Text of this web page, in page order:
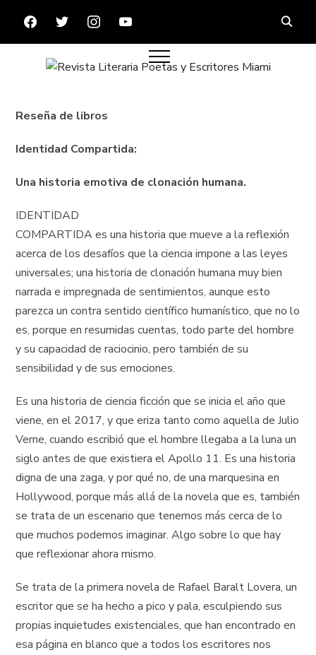
FACEBOOKTWITTERINSTAGRAMYOUTUBE
Reseña de libros
Identidad Compartida:
Una historia emotiva de clonación humana.
IDENTIDAD
COMPARTIDA es una historia que mueve a la reflexión
acerca de los desafíos que la ciencia impone a las leyes
universales; una historia de clonación humana muy bien
narrada e impregnada de sentimientos, aunque esto
parezca un contra sentido científico humanístico, que no lo
es, porque en resumidas cuentas, todo parte del hombre
y su capacidad de raciocinio, pero también de su
sensibilidad y de sus emociones.
Es una historia de ciencia ficción que se inicia el año que
viene, en el 2017, y que eriza tanto como aquella de Julio
Verne, cuando escribió que el hombre llegaba a la luna un
siglo antes de que existiera el Apollo 11. Es una historia
digna de una zaga, y por qué no, de una marquesina en
Hollywood, porque más allá de la novela que es, también
se trata de un escenario que tenemos más cerca de lo
que muchos podemos imaginar. Algo sobre lo que hay
que reflexionar ahora mismo.
Se trata de la primera novela de Rafael Baralt Lovera, un
escritor que se ha hecho a pico y pala, esculpiendo sus
propias inquietudes existenciales, que han encontrado en
esa página en blanco que a todos los escritores nos